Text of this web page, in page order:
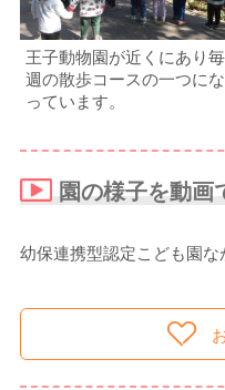
王子動物園が近くにあり毎
週の散歩コースの一つにな
っています。
園の様子を動画
幼保連携型認定こども園